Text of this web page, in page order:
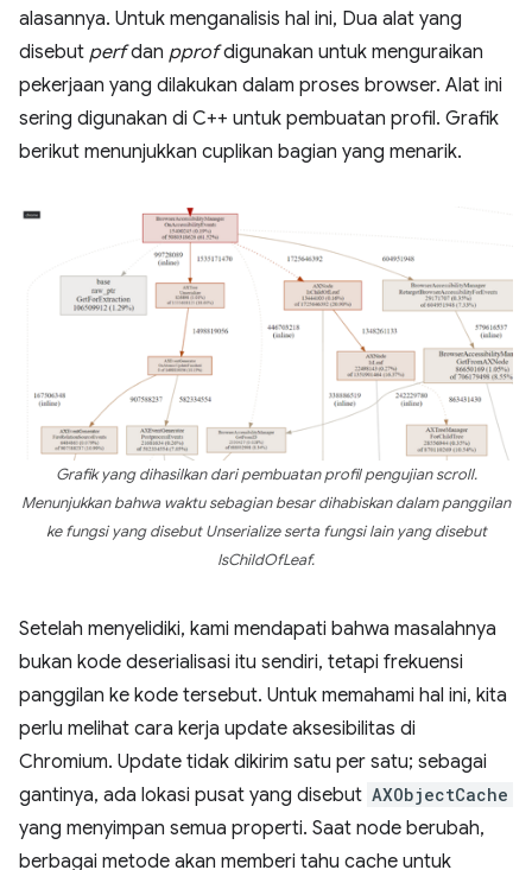
alasannya. Untuk menganalisis hal ini, Dua alat yang
disebut perfdan pprofdigunakan untuk menguraikan
pekerjaan yang dilakukan dalam proses browser. Alat ini
sering digunakan di C++ untuk pembuatan profil. Grafik
berikut menunjukkan cuplikan bagian yang menarik.
Grafik yang dihasilkan dari pembuatan profil pengujian scroll.
Menunjukkan bahwa waktu sebagian besar dihabiskan dalam panggilan
ke fungsi yang disebut Unserialize serta fungsi lain yang disebut
IsChildOfLeaf.
Setelah menyelidiki, kami mendapati bahwa masalahnya
bukan kode deserialisasi itu sendiri, tetapi frekuensi
panggilan ke kode tersebut. Untuk memahami hal ini, kita
perlu melihat cara kerja update aksesibilitas di
Chromium. Update tidak dikirim satu per satu; sebagai
gantinya, ada lokasi pusat yang disebut AXObjectCache
yang menyimpan semua properti. Saat node berubah,
berbagai metode akan memberi tahu cache untuk